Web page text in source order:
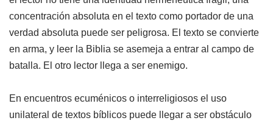
concentración absoluta en el texto como portador de una
verdad absoluta puede ser peligrosa. El texto se convierte
en arma, y leer la Biblia se asemeja a entrar al campo de
batalla. El otro lector llega a ser enemigo.
En encuentros ecuménicos o interreligiosos el uso
unilateral de textos bíblicos puede llegar a ser obstáculo